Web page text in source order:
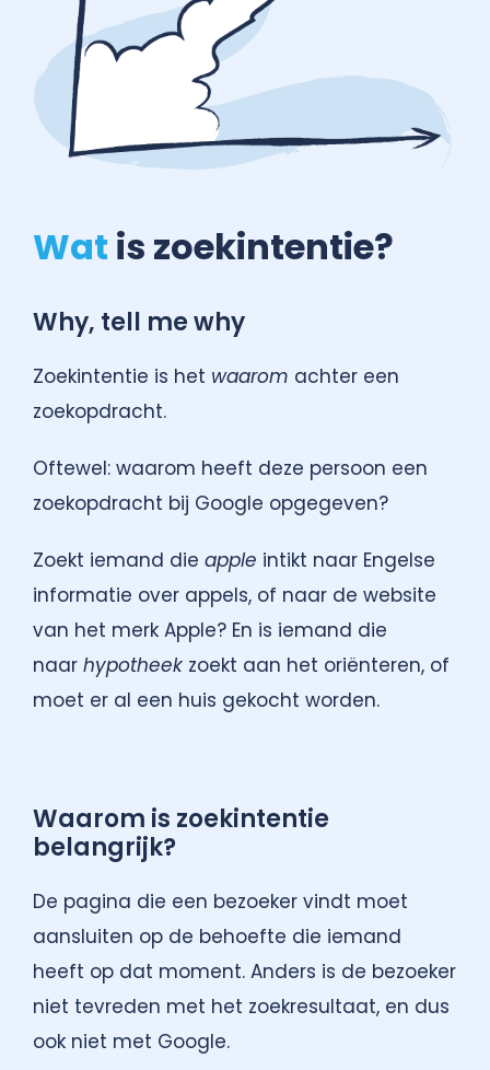
Wat is zoekintentie?
Why, tell me why
Zoekintentie is het waarom achter een
zoekopdracht.
Oftewel: waarom heeft deze persoon een
zoekopdracht bij Google opgegeven?
Zoekt iemand die apple intikt naar Engelse
informatie over appels, of naar de website
van het merk Apple? En is iemand die
naar hypotheekzoekt aan het oriënteren, of
moet er al een huis gekocht worden.
Waarom is zoekintentie
belangrijk?
De pagina die een bezoeker vindt moet
aansluiten op de behoefte die iemand
heeft op dat moment. Anders is de bezoeker
niet tevreden met het zoekresultaat, en dus
ook niet met Google.